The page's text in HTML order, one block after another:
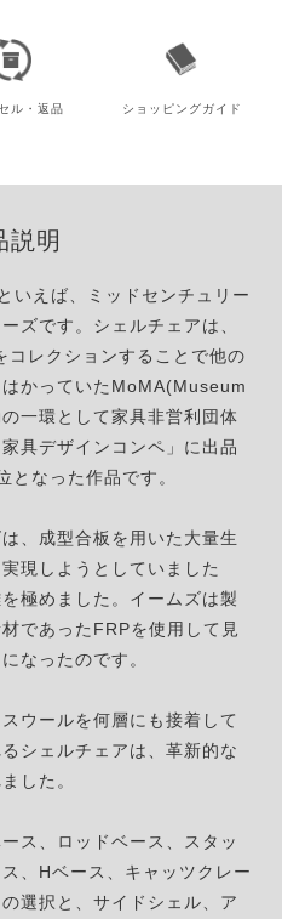
ル・ 返品 ショッピングガイド
説明
いえば、ミッドセンチュリー
ズです。シェルチェアは、
レクションすることで他の
かっていたMoMA(Museum
一環として家具非営利団体
具デザインコンペ」に出品
となった作品です。
、成型合板を用いた大量生
現しようとしていました
極めました。イームズは製
であったFRPを使用して見
なったのです。
ウールを何層にも接着して
シェルチェアは、革新的な
した。
ス、ロッドベース、スタッ
、Hベース、キャッツクレー
選択と、サイドシェル、ア